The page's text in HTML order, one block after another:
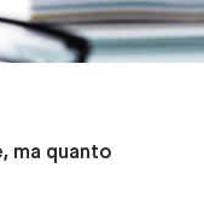
ma quanto